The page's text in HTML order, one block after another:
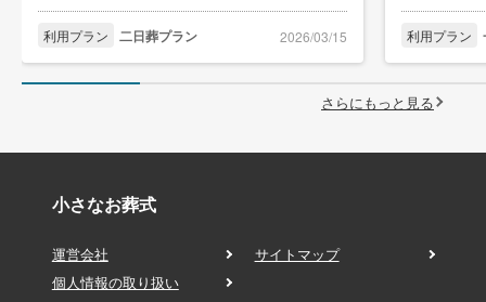
利用プラン 二日葬プラン 2026/03/15 利用プラン
さらにもっと見る
小さなお葬式
運営会社
サイトマップ
個人情報の取り扱い